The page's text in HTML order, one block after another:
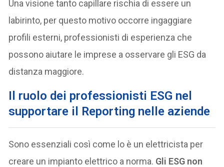
Una visione tanto capillare rischia di essere un
labirinto, per questo motivo occorre ingaggiare
profili esterni, professionisti di esperienza che
possono aiutare le imprese a osservare gli ESG da
distanza maggiore.
Il ruolo dei professionisti ESG nel
supportare il Reporting nelle aziende
Sono essenziali così come lo è un elettricista per
creare un impianto elettrico a norma. Gli ESG non